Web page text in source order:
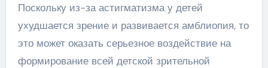
Поскольку из-за астигматизма у детей
ухудшается зрение и развивается амблиопия, то
это может оказать серьезное воздействие на
формирование всей детской зрительной